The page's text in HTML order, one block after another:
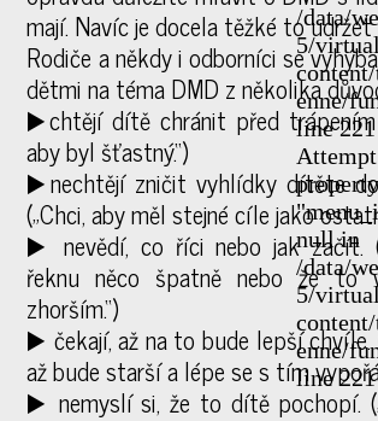
/data/
5/
enne/
line
property
null in
/data/
5/
enne/
line 221
mají. Navíc je docela těžké to udržet
Rodiče a někdy i odborníci se
dětmi na téma DMD z několika
▶️chtějí dítě chránit před trápením
aby byl šťastný.“)
▶️nechtějí zničit vyhlídky dítěte
(„Chci, aby měl stejné cíle jako
▶️ nevědí, co říci nebo jak začít.
řeknu něco špatně nebo že to
zhorším.“)
▶️ čekají, až na to bude lepší chvíle.
až bude starší a lépe se s tím
▶️ nemyslí si, že to dítě pochopí.